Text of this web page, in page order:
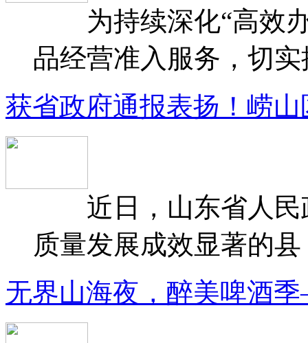
为持续深化“高效办
品经营准入服务，切
获省政府通报表扬！崂
近日，山东省人民
质量发展成效显著的
无界山海夜，醉美啤酒